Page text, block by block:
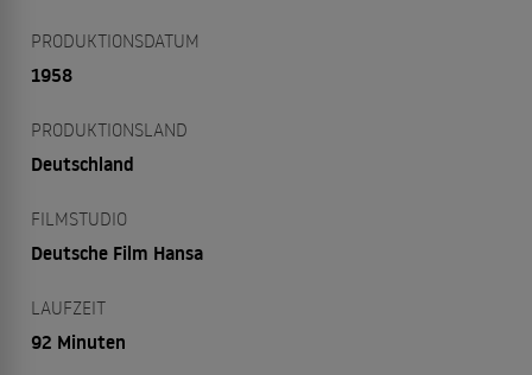
PRODUKTIONSDATUM
1958
PRODUKTIONSLAND
Deutschland
FILMSTUDIO
Deutsche Film Hansa
LAUFZEIT
92 Minuten